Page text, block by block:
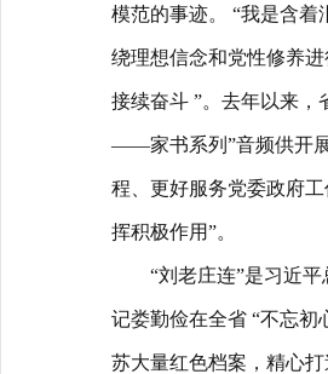
模范的事迹。 “我是含着
绕理想信念和党性修养
接续奋斗 ”。去年以来
——家书系列”音频供开展
程、更好服务党委政府
挥积极作用”。
“刘老庄连”是习近平总
记娄勤俭在全省 “不忘
苏大量红色档案，精心